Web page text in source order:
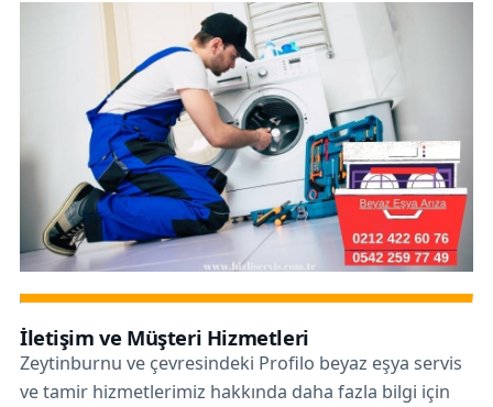
İletişim ve Müşteri Hizmetleri
Zeytinburnu ve çevresindeki Profilo beyaz eşya servis
ve tamir hizmetlerimiz hakkında daha fazla bilgi için